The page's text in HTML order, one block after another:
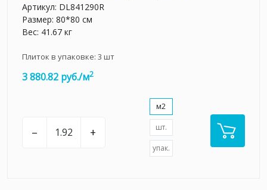
Артикул: DL841290R
Размер: 80*80 см
Вес: 41.67 кг
Плиток в упаковке: 3 шт
3 880.82 руб./м2
– +
м2
шт.
упак.